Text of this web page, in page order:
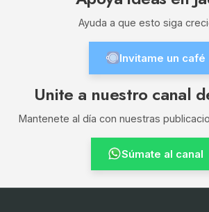
Ayuda a que esto siga
Invitame un café
Unite a nuestro canal
Mantenete al día con nuestras
Súmate al canal